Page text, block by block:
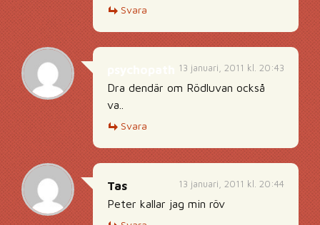
Svara
13 januari, 2011 kl. 20:43
Dra dendär om Rödluvan också
va..
Svara
13 januari, 2011 kl. 20:44
Tas
Peter kallar jag min röv